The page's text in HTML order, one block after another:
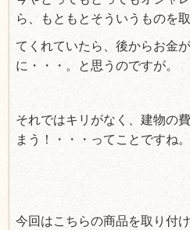
ら、もともとそういうものを
てくれていたら、後からお金
に・・・。と思うのですが。
それではキリがなく、建物の
まう！・・・ってことですね。
今回はこちらの商品を取り付け